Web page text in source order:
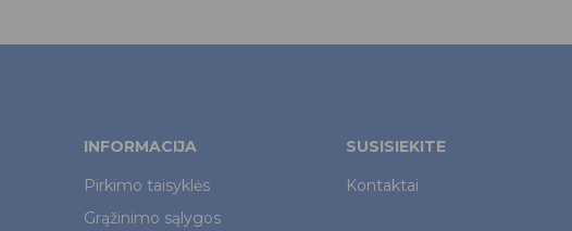
INFORMACIJA
Pirkimo taisyklės
Grąžinimo sąlygos
SUSISIEKITE
Kontaktai